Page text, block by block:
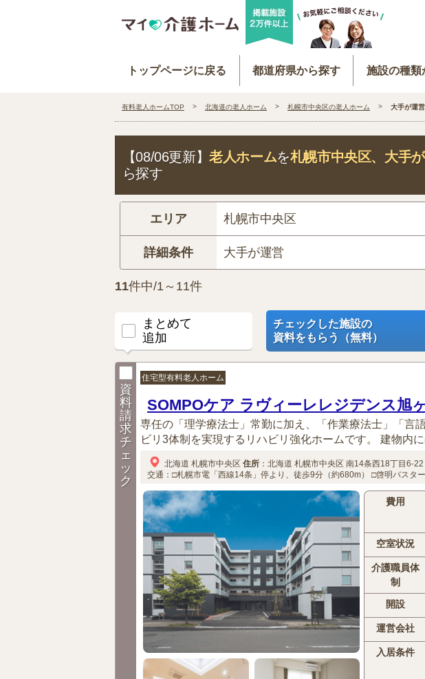
トップページに戻る 都道府県から探す 施設の種類
有料老人ホームTOP 北海道の老人ホーム 札幌市中央区の老人ホーム 大手が運
【08/06更新】老人ホームを札幌市中央区、大手
ら探す
エリア 札幌市中央区
詳細条件 大手が運営
11件中/1～11件
まとめて
追加
チェックした施設の
資料をもらう（無料）
資
料
請
求
チ
ェ
ッ
ク
住宅型有料老人ホーム
SOMPOケア ラヴィーレレジデンス旭
専任の「理学療法士」常勤に加え、「作業療法士」「言
ビリ3体制を実現するリハビリ強化ホームです。 建物内
北海道 札幌市中央区 住所 ： 北海道 札幌市中央区 南14条西18丁目6-22
交通：□札幌市電「西線14条」停より、徒歩9分（約680m）
□啓明バスタ
費用
空室状況
介護職員体
制
開設
運営会社
入居条件